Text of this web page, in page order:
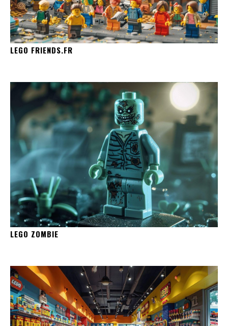
LEGO FRIENDS.FR
LEGO ZOMBIE